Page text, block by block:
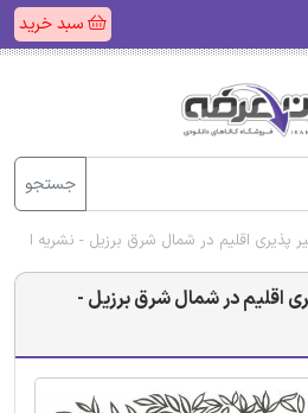
سبد خرید
جستجو
پذیری اقلیم در شمال شرق برزیل - نشریه الزویر
اقلیم در شمال شرق برزیل -